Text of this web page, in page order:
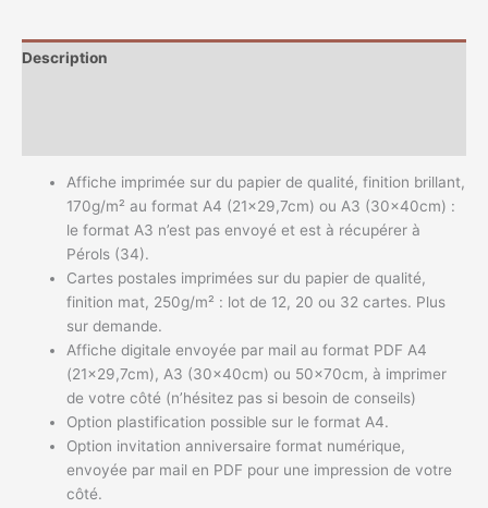
Description
Affiche imprimée sur du papier de qualité, finition brillant,
170g/m² au format A4 (21×29,7cm) ou A3 (30x40cm) :
le format A3 n’est pas envoyé et est à récupérer à
Pérols (34).
Cartes postales imprimées sur du papier de qualité,
finition mat, 250g/m² : lot de 12, 20 ou 32 cartes. Plus
sur demande.
Affiche digitale envoyée par mail au format PDF A4
(21×29,7cm), A3 (30x40cm) ou 50x70cm, à imprimer
de votre côté (n’hésitez pas si besoin de conseils)
Option plastification possible sur le format A4.
Option invitation anniversaire format numérique,
envoyée par mail en PDF pour une impression de votre
côté.